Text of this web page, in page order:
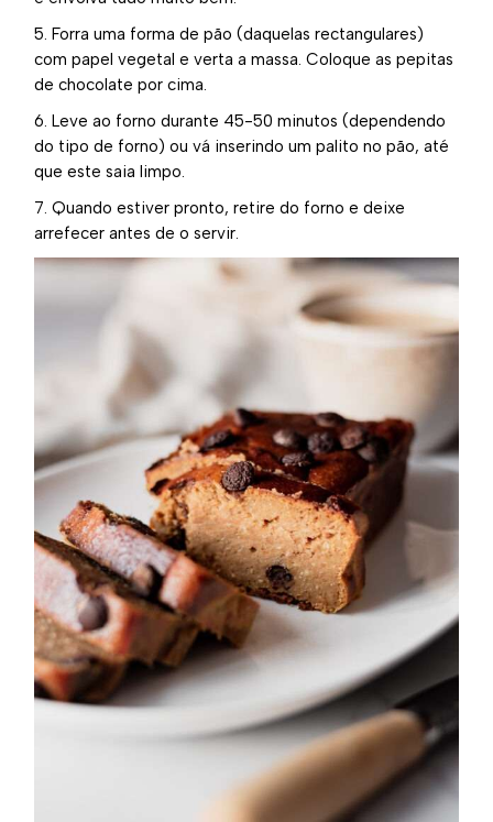
5. Forra uma forma de pão (daquelas rectangulares)
com papel vegetal e verta a massa. Coloque as pepitas
de chocolate por cima.
6. Leve ao forno durante 45-50 minutos (dependendo
do tipo de forno) ou vá inserindo um palito no pão, até
que este saia limpo.
7. Quando estiver pronto, retire do forno e deixe
arrefecer antes de o servir.